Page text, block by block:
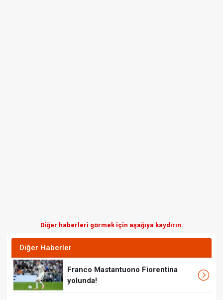
Diğer haberleri görmek için aşağıya kaydırın.
Diğer Haberler
Franco Mastantuono Fiorentina
yolunda!